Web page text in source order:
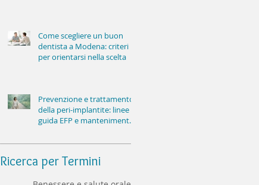
Come scegliere un buon
dentista a Modena: criteri
per orientarsi nella scelta
Prevenzione e trattamento
della peri-implantite: linee
guida EFP e mantenimento
Ricerca per Termini